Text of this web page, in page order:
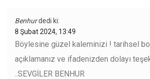
Benhurdedi ki:
8 Şubat 2024, 13:49
Böylesine güzel kaleminizi ! tarihsel
açıklamanız ve ifadenizden dolayı
..SEVGİLER BENHUR